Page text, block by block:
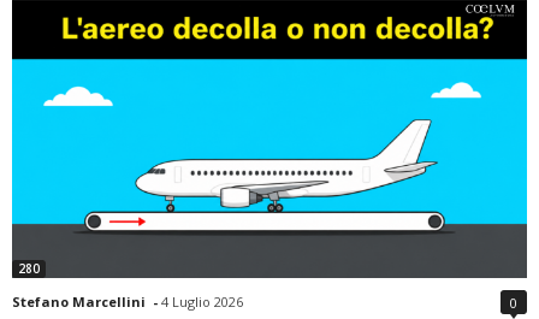
280
Stefano Marcellini - 4 Luglio 2026 0